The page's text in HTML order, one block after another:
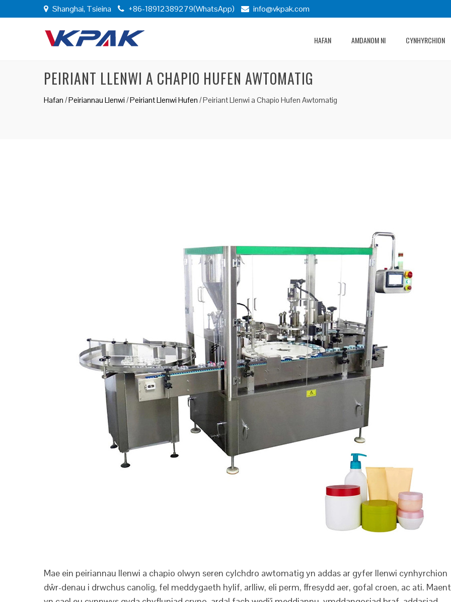
Shanghai, Tsieina +86-18912389279(WhatsApp) info@vkpak.com
HAFAN AMDANOM NI CYNHYRCHION
PEIRIANT LLENWI A CHAPIO HUFEN AWTOMATIG
Hafan /Peiriannau Llenwi /Peiriant Llenwi Hufen /Peiriant Llenwi a Chapio Hufen Awtomatig
Mae ein peiriannau llenwi a chapio olwyn seren cylchdro awtomatig yn addas ar gyfer llenwi cynhyrchion
dŵr-denau i drwchus canolig, fel meddygaeth hylif, arlliw, eli perm, ffresydd aer, gofal croen, ac ati. Maent